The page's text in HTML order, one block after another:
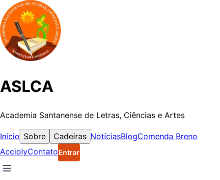
ASLCA
Academia Santanense de Letras, Ciências e Artes
Início Sobre Cadeiras NotíciasBlogComenda Breno
AcciolyContatoEntrar